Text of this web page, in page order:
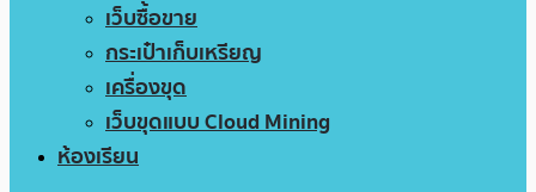
เว็บซื้อขาย
กระเป๋าเก็บเหรียญ
เครื่องขุด
เว็บขุดแบบ Cloud Mining
ห้องเรียน